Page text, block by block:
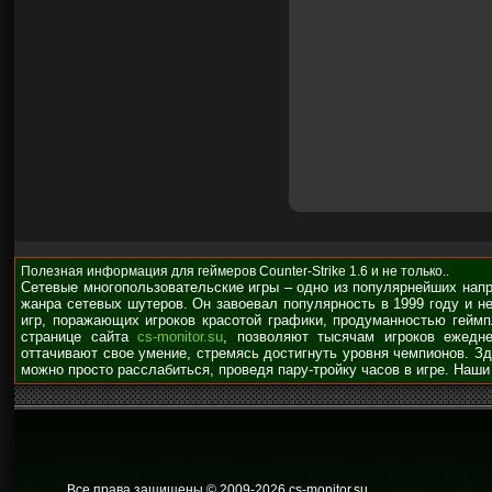
Полезная информация для геймеров Counter-Strike 1.6 и не только..
Сетевые многопользовательские игры – одно из популярнейших
жанра сетевых шутеров. Он завоевал популярность в 1999 году и
игр, поражающих игроков красотой графики, продуманностью
странице сайта cs-monitor.su, позволяют тысячам игроков
оттачивают свое умение, стремясь достигнуть уровня чемпионов.
можно просто расслабиться, проведя пару-тройку часов в игре.